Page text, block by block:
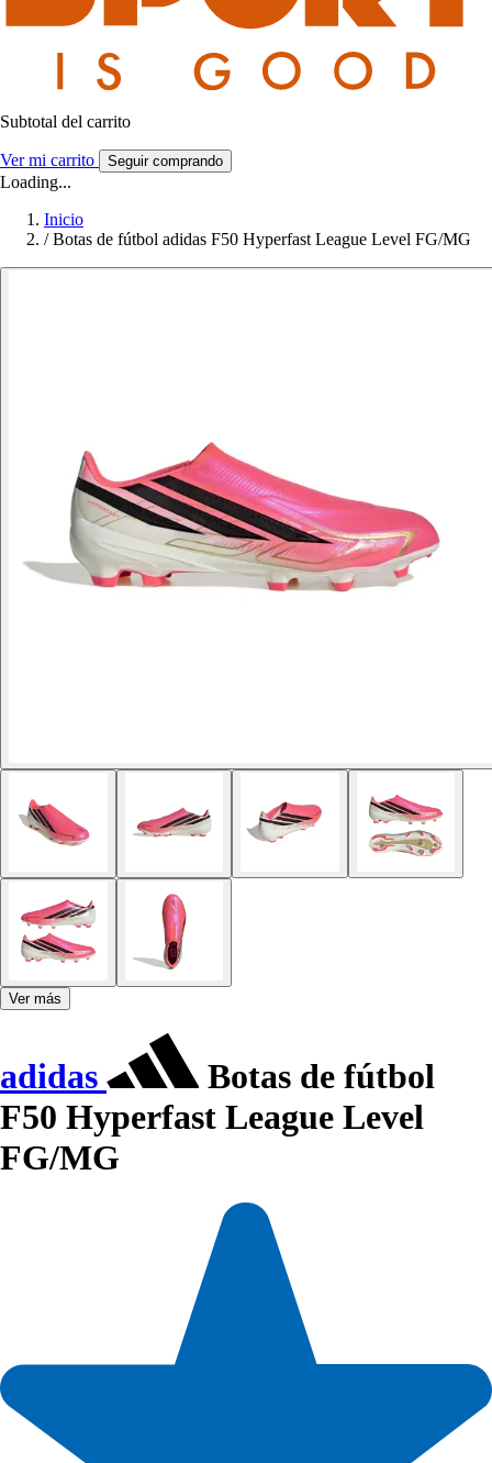
Subtotal del carrito
Ver mi carrito Seguir comprando
Loading...
Inicio
/ Botas de fútbol adidas F50 Hyperfast League Level FG/MG
Ver más
adidas
Botas de fútbol
F50 Hyperfast League Level
FG/MG